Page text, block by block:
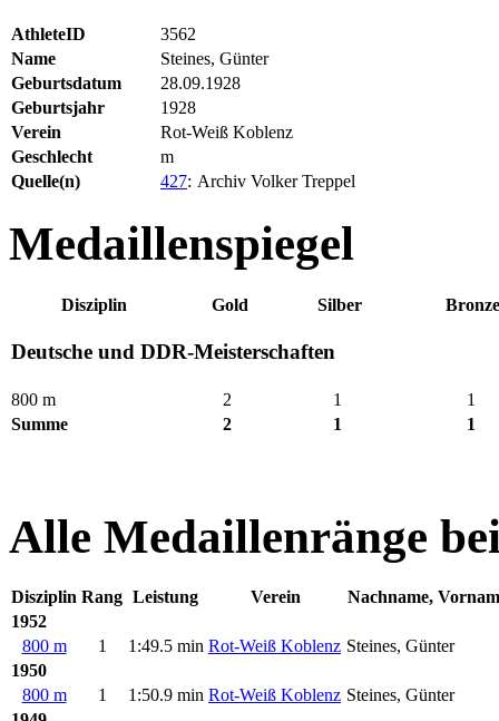
AthleteID
3562
Name
Steines, Günter
Geburtsdatum
28.09.1928
Geburtsjahr
1928
Verein
Rot-Weiß Koblenz
Geschlecht
m
Quelle(n)
427: Archiv Volker Treppel
Medaillenspiegel
Disziplin Gold Silber Bronze
Deutsche und DDR-Meisterschaften
800 m 2 1
1
Summe
2 1 1
Alle Medaillenränge
Disziplin Rang Leistung Verein
Nachname,
1952
800 m
1 1:49.5 min Rot-Weiß Koblenz Steines, Günter
1950
800 m
1 1:50.9 min Rot-Weiß Koblenz Steines, Günter